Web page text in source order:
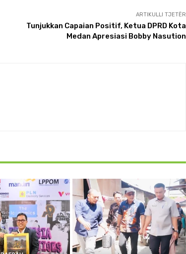
ARTIKULLI TJETËR
Tunjukkan Capaian Positif, Ketua DPRD Kota
Medan Apresiasi Bobby Nasution